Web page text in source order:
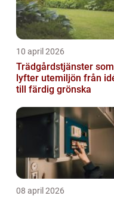
10 april 2026
Trädgårdstjänster som
lyfter utemiljön från idé
till färdig grönska
08 april 2026